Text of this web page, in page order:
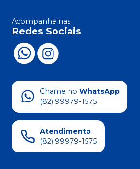
Acompanhe nas
Redes Sociais
Chame no WhatsApp
(82) 99979-1575
Atendimento
(82) 99979-1575